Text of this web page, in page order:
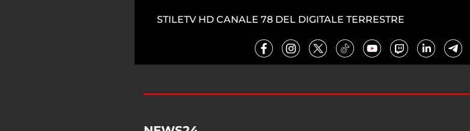
STILETV HD CANALE 78 DEL DIGITALE TERRESTRE